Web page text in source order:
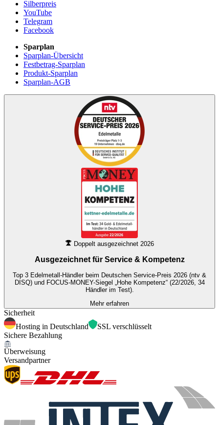
Silberpreis
YouTube
Telegram
Facebook
Sparplan
Sparplan-Übersicht
Festbetrag-Sparplan
Produkt-Sparplan
Sparplan-AGB
Doppelt ausgezeichnet 2026
Ausgezeichnet für Service & Kompetenz
Top 3 Edelmetall-Händler beim Deutschen Service-Preis 2026 (ntv &
DISQ) und FOCUS-MONEY-Siegel „Hohe Kompetenz“ (22/2026, 34
Händler im Test).
Mehr erfahren
Sicherheit
Hosting in Deutschland
SSL verschlüsselt
Sichere Bezahlung
Überweisung
Versandpartner